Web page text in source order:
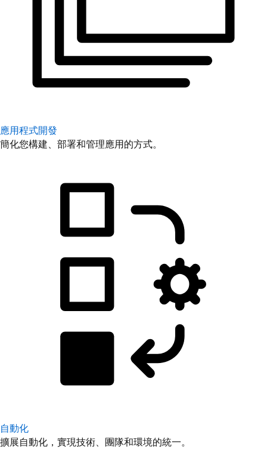
應用程式開發
簡化您構建、部署和管理應用的方式。
自動化
擴展自動化，實現技術、團隊和環境的統一。